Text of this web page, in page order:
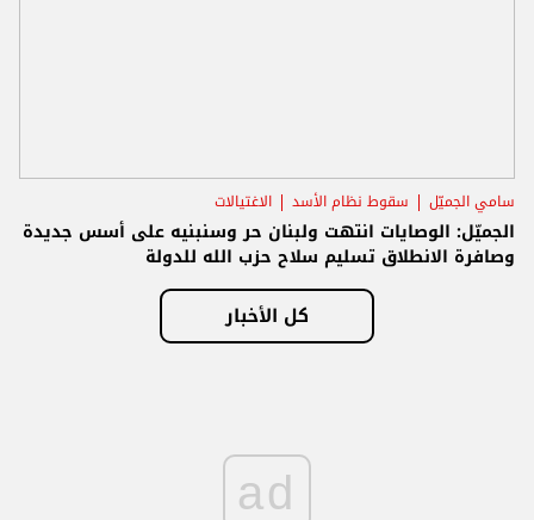
سامي الجميّل سقوط نظام الأسد الاغتيالات
الجميّل: الوصايات انتهت ولبنان حر وسنبنيه على أسس جديدة
وصافرة الانطلاق تسليم سلاح حزب الله للدولة
كل الأخبار
ad